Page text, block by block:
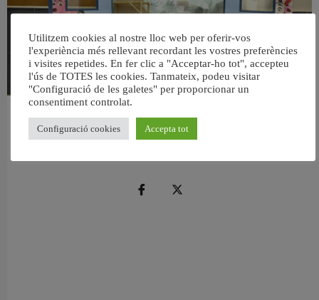
València reforma l’Escola Infantil Pardalets i instal·larà aire condicionat a totes
les aules
5 agost, 2026
Utilitzem cookies al nostre lloc web per oferir-vos
l'experiència més rellevant recordant les vostres preferències
i visites repetides. En fer clic a "Acceptar-ho tot", accepteu
l'ús de TOTES les cookies. Tanmateix, podeu visitar
"Configuració de les galetes" per proporcionar un
consentiment controlat.
Configuració cookies Accepta tot